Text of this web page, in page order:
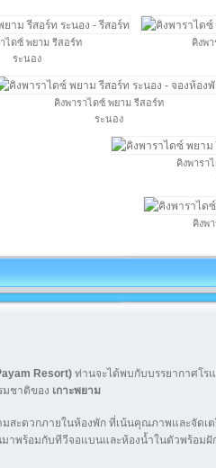
ไดซ์ พยาม รีสอร์ท
ระนอง
คิงพ
คิงพาราไดซ์ พยาม รีสอร์ท
ระนอง
คิงพารา
คิงพ
Resort) ท่านจะได้พบกับบรรยากาศโร
ชาติของ เกาะพยาม
สะดวกภายในห้องพัก ที่เน้นคุณภาพและจัดเ
าพร้อมกับทีวีจอแบนและห้องน้ำในตัวพร้อม